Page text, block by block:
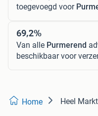
toegevoegd voor
69,2%
Van alle Purmerend
beschikbaar voor
Home Heel